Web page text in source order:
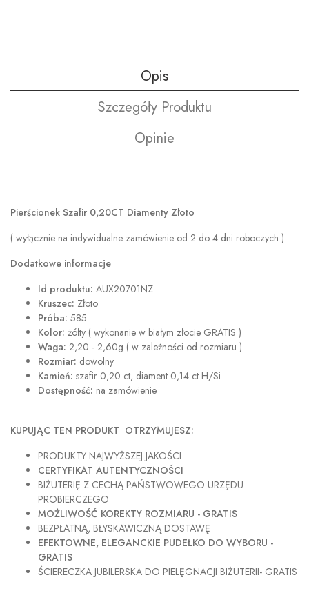
Opis
Szczegóły Produktu
Opinie
Pierścionek Szafir 0,20CT Diamenty Złoto
( wyłącznie na indywidualne zamówienie od 2 do 4 dni roboczych )
Dodatkowe informacje
Id produktu: AUX20701NZ
Kruszec: Złoto
Próba: 585
Kolor: żółty ( wykonanie w białym złocie GRATIS )
Waga: 2,20 - 2,60g ( w zależności od rozmiaru )
Rozmiar: dowolny
Kamień: szafir 0,20 ct, diament 0,14 ct H/Si
Dostępność: na zamówienie
KUPUJĄC TEN PRODUKT OTRZYMUJESZ:
PRODUKTY NAJWYŻSZEJ JAKOŚCI
CERTYFIKAT AUTENTYCZNOŚCI
BIŻUTERIĘ Z CECHĄ PAŃSTWOWEGO URZĘDU
PROBIERCZEGO
MOŻLIWOŚĆ KOREKTY ROZMIARU - GRATIS
BEZPŁATNĄ, BŁYSKAWICZNĄ DOSTAWĘ
EFEKTOWNE, ELEGANCKIE PUDEŁKO DO WYBORU -
GRATIS
ŚCIERECZKA JUBILERSKA DO PIELĘGNACJI BIŻUTERII- GRATIS